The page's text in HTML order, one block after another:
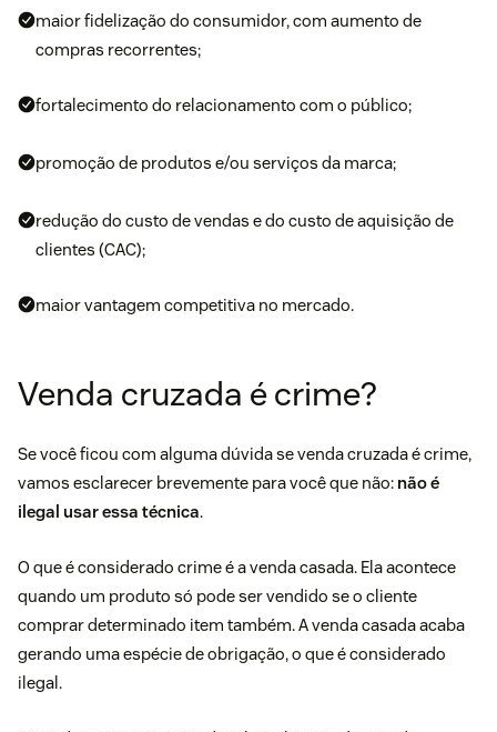
maior fidelização do consumidor, com aumento de
compras recorrentes;
fortalecimento do relacionamento com o público;
promoção de produtos e/ou serviços da marca;
redução do custo de vendas e do custo de aquisição de
clientes (CAC);
maior vantagem competitiva no mercado.
Venda cruzada é crime?
Se você ficou com alguma dúvida se venda cruzada é crime,
vamos esclarecer brevemente para você que não: não é
ilegal usar essa técnica.
O que é considerado crime é a venda casada. Ela acontece
quando um produto só pode ser vendido se o cliente
comprar determinado item também. A venda casada acaba
gerando uma espécie de obrigação, o que é considerado
ilegal.